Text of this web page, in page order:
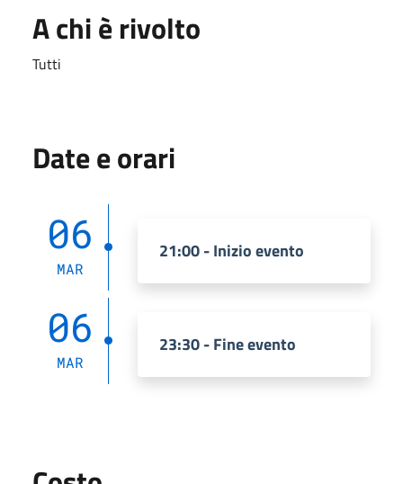
A chi è rivolto
Tutti
Date e orari
06
MAR
21:00 - Inizio evento
06
MAR
23:30 - Fine evento